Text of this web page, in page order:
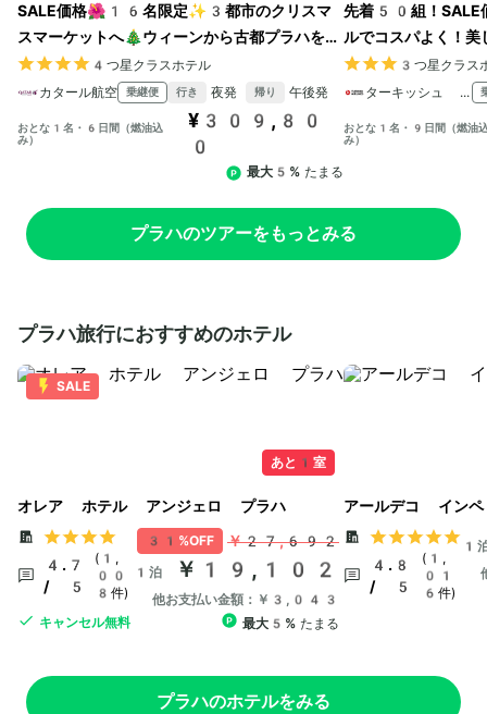
SALE価格🌺16名限定✨3都市のクリスマ
スマーケットへ🎄ウィーンから古都プラハをめ
ぐる6日間4つ星クラスホテル
カタール航空
乗継便 行き 夜発 帰り 午後発
おとな1名・6日間（燃油込
み）
¥309,80
0
最大5% たまる
先着50組！SALE
ルでコスパよく！
充実の周遊プラン
3つ星クラス
ターキッシュ エアラインズ
おとな1名・9日間（燃油
み）
プラハのツアーをもっとみる
プラハ旅行におすすめのホテル
SALE
あと1室
オレア ホテル アンジェロ プラハ
4.7
/ 5
(1,
00
8件)
キャンセル無料
31%OFF ￥27,692
1泊 ￥19,102
他お支払い金額：￥3,043
最大5% たまる
アールデコ イン
4.8
/ 5
(1,
01
6件)
1
プラハのホテルをみる